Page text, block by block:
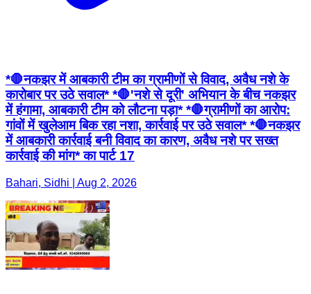
*🛑नकझर में आबकारी टीम का ग्रामीणों से विवाद, अवैध नशे के
कारोबार पर उठे सवाल* *🛑'नशे से दूरी' अभियान के बीच नकझर
में हंगामा, आबकारी टीम को लौटना पड़ा* *🛑ग्रामीणों का आरोप:
गांवों में खुलेआम बिक रहा नशा, कार्रवाई पर उठे सवाल* *🛑नकझर
में आबकारी कार्रवाई बनी विवाद का कारण, अवैध नशे पर सख्त
कार्रवाई की मांग* का पार्ट 17
Bahari, Sidhi | Aug 2, 2026